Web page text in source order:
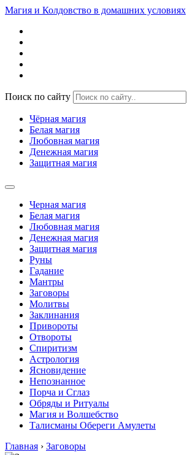
Магия и Колдовство в домашних условиях
Поиск по сайту
Чёрная магия
Белая магия
Любовная магия
Денежная магия
Защитная магия
Черная магия
Белая магия
Любовная магия
Денежная магия
Защитная магия
Руны
Гадание
Мантры
Заговоры
Молитвы
Заклинания
Привороты
Отвороты
Спиритизм
Астрология
Ясновидение
Непознанное
Порча и Сглаз
Обряды и Ритуалы
Магия и Волшебство
Талисманы Обереги Амулеты
Главная › Заговоры